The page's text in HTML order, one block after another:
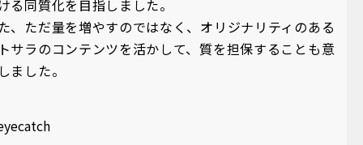
る同質化を目指しました。
、ただ量を増やすのではなく、オリジナリティのある
サラのコンテンツを活かして、質を担保することも意
ました。